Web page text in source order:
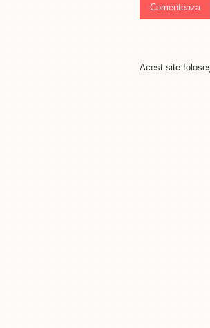
Acest site